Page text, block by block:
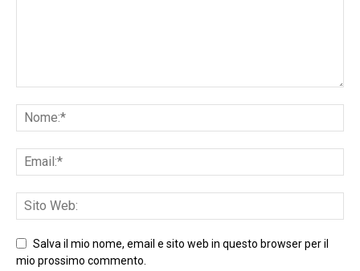
Salva il mio nome, email e sito web in questo browser per il
mio prossimo commento.